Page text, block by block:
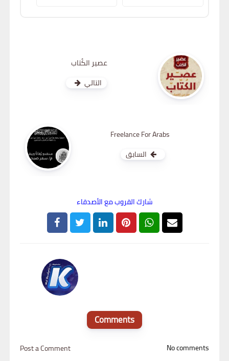
عصير الكُتاب
التالي
Freelance For Arabs
السابق
شارك القروب مع الأصدقاء
Comments
No comments
Post a Comment